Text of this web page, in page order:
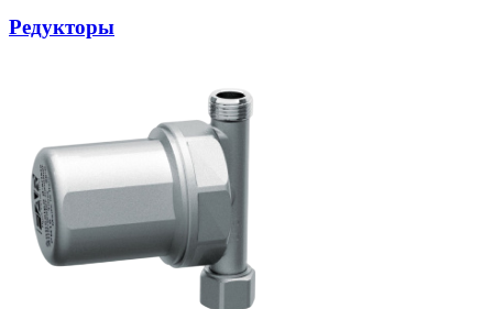
Редукторы